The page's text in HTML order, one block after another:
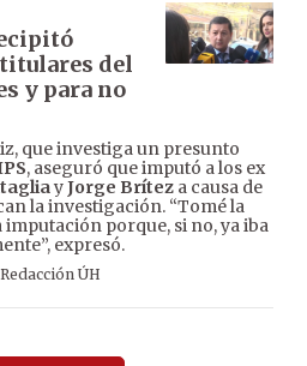
del
y para no
que investiga un presunto
, aseguró que imputó a los ex
yJorge Brítez a causa de
la investigación. “Tomé la
porque, si no, ya iba
expresó.
Redacción ÚH